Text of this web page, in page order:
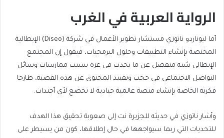
الرواية العربية في الغرب
أما ليوناردو ناتوزي مستشار تطوير الأعمال في شركة (Diseo) الإيطالية
المختصة بإنشاء التطبيقات وحلول البرمجيات، فيقول إن المجتمع
الإيطالي شبه منفصل عن ما يحدث في غزة بسبب ممارسات وسائل
التواصل الاجتماعي في حجب وتقييد المحتوى عن هذه القضية، طارحا
فكرته الخاصة بإنشاء منصة عالمية حيادية لا تخضع لأي أجندات.
وأشار ناتوزي في حديثه للجزيرة نت إلى صعوبة تحقيق هذا الهدف
للتحديات التي ربما سيواجهها في حال إطلاقها، كون من يسيطر على